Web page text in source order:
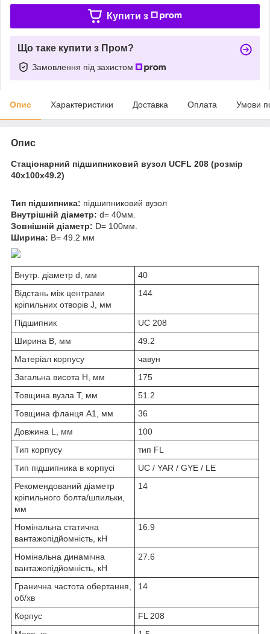
Купити з
Що таке купити з Пром?
Замовлення під захистом
Опис Характеристики Доставка Оплата Умови
Опис
Стаціонарний підшипниковий вузол UCFL 208 (розмір
40x100x49.2)
Тип підшипника: підшипниковий вузол
Внутрішній діаметр: d= 40мм.
Зовнішній діаметр: D= 100мм.
Ширина: B= 49.2 мм
Внутр. діаметр d, мм
40
Відстань між центрами
кріпильних отворів J, мм
144
Підшипник
UC 208
Ширина B, мм
49.2
Матеріал корпусу
чавун
Загальна висота H, мм
175
Товщина вузла T, мм
51.2
Товщина фланця А1, мм
36
Довжина L, мм
100
Тип корпусу
тип FL
Тип підшипника в корпусі
UC / YAR / GYE / LE
Рекомендований діаметр
кріпильного болта/шпильки,
мм
14
Номінальна статична
вантажопідйомність, кН
16.9
Номінальна динамічна
вантажопідйомність, кН
27.6
Гранична частота обертання,
об/хв
14
Корпус
FL 208